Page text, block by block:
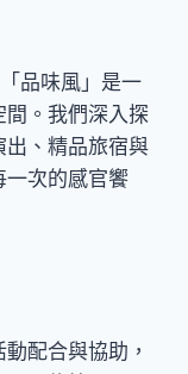
品味風」是一
。我們深入探
出、精品旅宿與
一次的感官饗
配合與協助，